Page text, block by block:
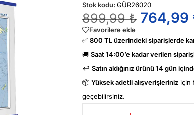
Stok kodu: GÜR26020
899,99₺ 764,99
Favorilere ekle
✅ 800 TL üzerindeki siparişlerde
🚚 Saat 14:00’e kadar verilen
↩️ Satın aldığınız ürünü 14 gün
📦 Yüksek adetli alışverişleriniz için
geçebilirsiniz.